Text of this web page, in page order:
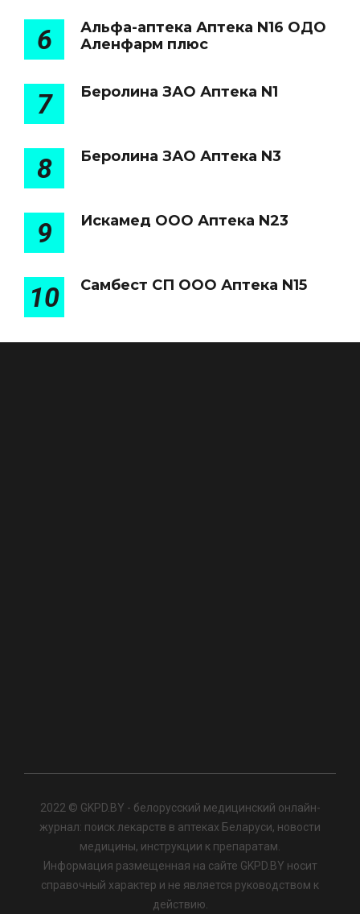
6
Альфа-аптека Аптека N16 ОДО
Аленфарм плюс
7 Беролина ЗАО Аптека N1
8 Беролина ЗАО Аптека N3
9 Искамед ООО Аптека N23
10 Самбест СП ООО Аптека N15
2022 © GKPD.BY - белорусский медицинский онлайн-
журнал: поиск лекарств в аптеках Беларуси, новости
медицины, инструкции к препаратам.
Информация размещенная на сайте GKPD.BY носит
справочный характер и не является руководством к
действию.